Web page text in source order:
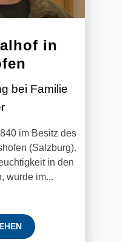
in
bei Familie
im Besitz des
(Salzburg).
in den
wurde im...